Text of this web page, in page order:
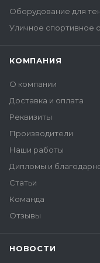
Оборудование для
Уличное спортивное
КОМПАНИЯ
О компании
Доставка и оплата
Реквизиты
Производители
Наши работы
Дипломы и
Статьи
Команда
Отзывы
НОВОСТИ